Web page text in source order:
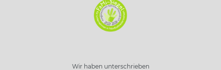
Wir haben unterschrieben